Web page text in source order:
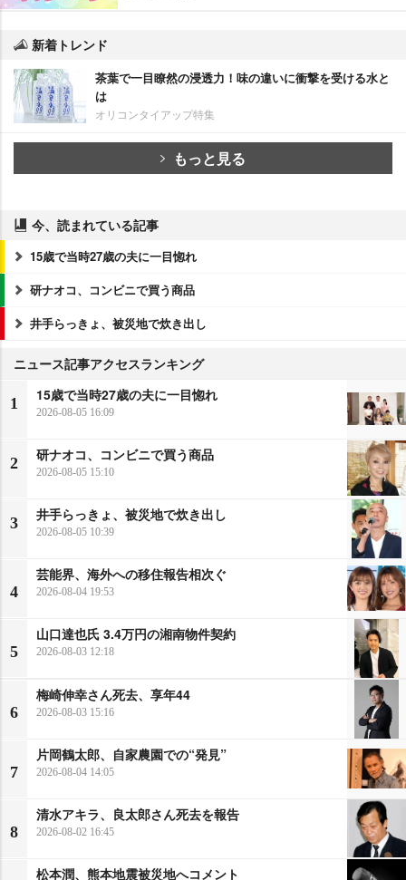
新着トレンド
茶葉で一目瞭然の浸透力！味の違いに衝撃を受ける水と
は
オリコンタイアップ特集
もっと見る
今、読まれている記事
15歳で当時27歳の夫に一目惚れ
研ナオコ、コンビニで買う商品
井手らっきょ、被災地で炊き出し
ニュース記事アクセスランキング
1
15歳で当時27歳の夫に一目惚れ
2026-08-05 16:09
2
研ナオコ、コンビニで買う商品
2026-08-05 15:10
3
井手らっきょ、被災地で炊き出し
2026-08-05 10:39
4
芸能界、海外への移住報告相次ぐ
2026-08-04 19:53
5
山口達也氏 3.4万円の湘南物件契約
2026-08-03 12:18
6
梅崎伸幸さん死去、享年44
2026-08-03 15:16
7
片岡鶴太郎、自家農園での“発見”
2026-08-04 14:05
8
清水アキラ、良太郎さん死去を報告
2026-08-02 16:45
松本潤、熊本地震被災地へコメント